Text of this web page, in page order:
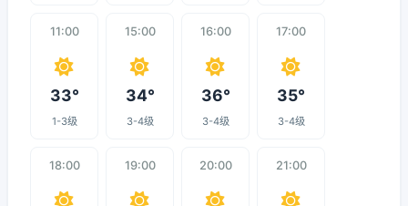
11:00
33°
1-3级
15:00
34°
3-4级
16:00
36°
3-4级
17:00
35°
3-4级
18:00 19:00 20:00 21:00